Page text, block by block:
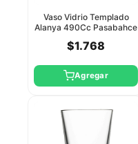
Vaso Vidrio Templado
Alanya 490Cc Pasabahce
$1.768
Agregar